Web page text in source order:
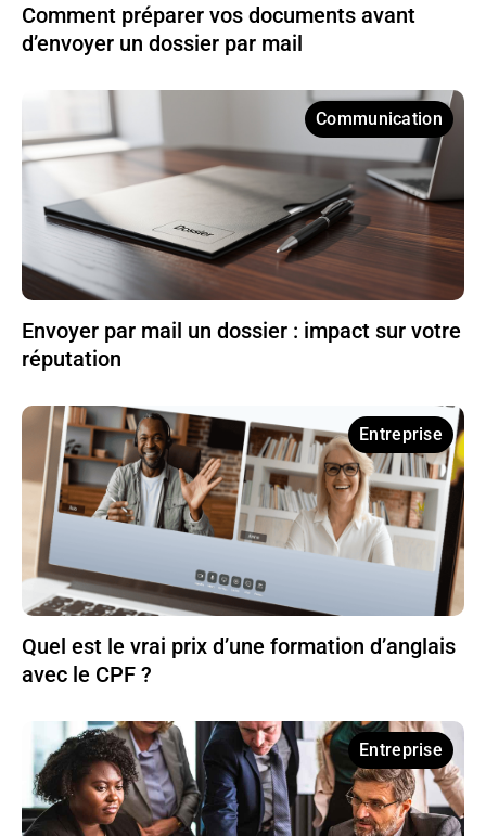
Comment préparer vos documents avant
d’envoyer un dossier par mail
Communication
Envoyer par mail un dossier : impact sur votre
réputation
Entreprise
Quel est le vrai prix d’une formation d’anglais
avec le CPF ?
Entreprise